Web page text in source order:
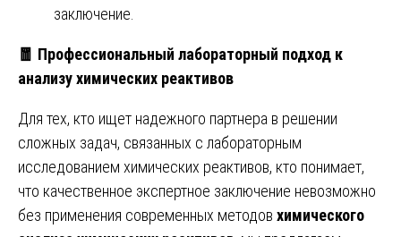
заключение.
🧧 Профессиональный лабораторный подход к
анализу химических реактивов
Для тех, кто ищет надежного партнера в решении
сложных задач, связанных с лабораторным
исследованием химических реактивов, кто понимает,
что качественное экспертное заключение невозможно
без применения современных методов химического